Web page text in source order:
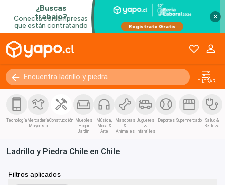
×
FILTRAR
Tecnología Mercadería
Mayorista
Construcción Muebles
Hogar
Jardín
Música,
Moda &
Arte
Mascotas
&
Animales
Juguetes
&
Infantiles
Deportes Supermercado
Salud &
Belleza
Ladrillo y Piedra Chile en Chile
Filtros aplicados